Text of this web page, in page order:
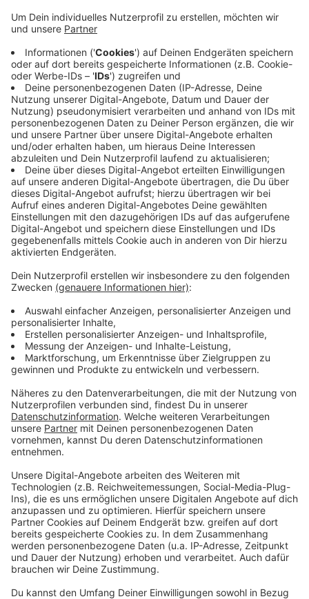
markanten Stimmen der beiden Künstler mit einer
eingängigen Melodie und einem modernen Sound.
ÁSDÍS ist bekannt für Kollaborationen wie "Dirty
Dancing" mit Glockenbach und "Beat of Your Heart"
mit Purple Disco Machine.
Anzeige
Neu im besten Mix: "Half Of My Heart"
Anzeige
"Half Of My Heart" heißt die neue Single von Michael
Schulte, die er mit der isländischen Sängerin ASDIS
zusammen erstellt hat. Hier hört ihr sie.
Anzeige
Engagement über die Musik hinaus
Auch abseits der Musik sorgt Myles Smith für
Aufmerksamkeit. Bei den BRIT Awards 2025 nutzte er
seine Dankesrede, um sich für mehr kulturelle
Förderung einzusetzen. Er unterstützt aktiv Ed
Sheerans Kampagne zur musikalischen Bildung und
engagiert sich selbst für junge Kreative. Seine EP "A